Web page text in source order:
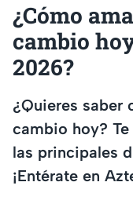
¿Cómo
cambio
2026?
¿Quieres saber
cambio hoy?
las principales
¡Entérate en